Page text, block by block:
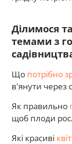
Ділимося
темами з
Що потрібно
в'янути через
Як правильно
щоб плоди
Які красиві